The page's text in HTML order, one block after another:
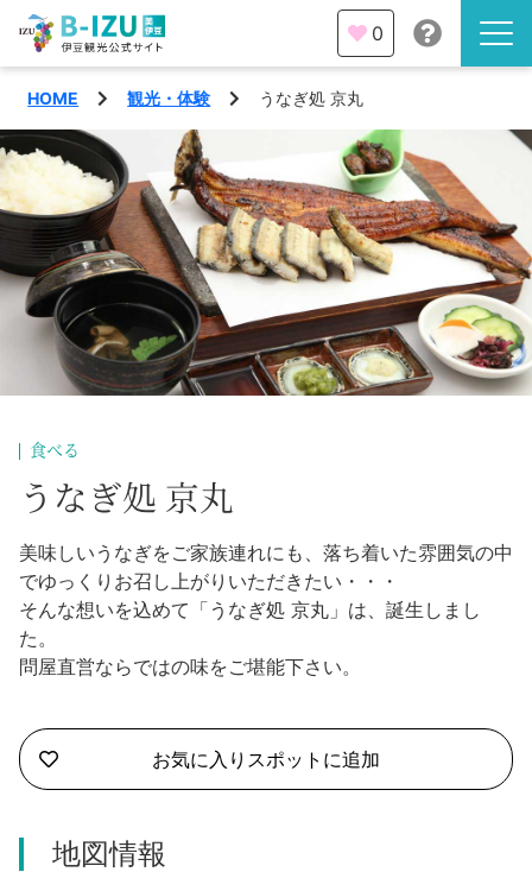
伊豆半島を知る
伊豆のみどころ
みる
あそぶ
あじわう
観光・体験
イベント
エリア
熱海市
沼津市
三島市
南伊豆町
特集
旅の計画
モデルコース
宿泊・予約
旅程作成
アクセス
合同会社説明会
伊豆ワーケーション
0
HOME 観光・体験 うなぎ処 京丸
食べる
うなぎ処 京丸
美味しいうなぎをご家族連れにも、落ち着いた雰囲気の中
でゆっくりお召し上がりいただきたい・・・
そんな想いを込めて「うなぎ処 京丸」は、誕生しまし
た。
問屋直営ならではの味をご堪能下さい。
お気に入りスポットに追加
地図情報